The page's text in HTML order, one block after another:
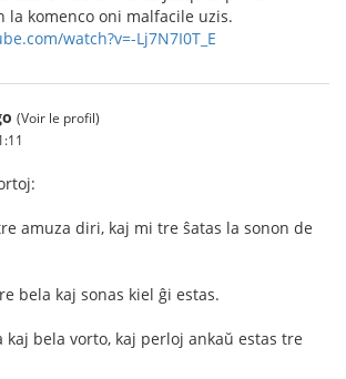
la komenco oni malfacile uzis.
watch?v=-Lj7N7I0T_E
(Voir le profil)
amuza diri, kaj mi tre ŝatas la sonon de
bela kaj sonas kiel ĝi estas.
kaj bela vorto, kaj perloj ankaŭ estas tre